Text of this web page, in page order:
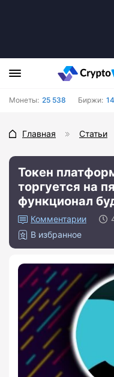
Монеты: 25 538 Биржи:
Главная Статьи
Токен
торгуется на
функционал
0
В избранное